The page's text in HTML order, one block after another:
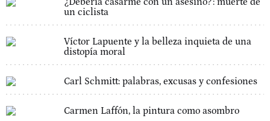
un ciclista
Víctor Lapuente y la belleza inquieta de una
distopía moral
Carl Schmitt: palabras, excusas y confesiones
Carmen Laffón, la pintura como asombro